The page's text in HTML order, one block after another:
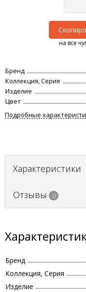
на все
Бренд
Коллекция, Серия
Изделие
Цвет
Подробные
Характеристики
Отзывы 0
Бренд
Коллекция, Серия
Изделие